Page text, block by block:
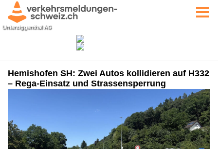
Hemishofen SH: Zwei Autos kollidieren auf H332
– Rega-Einsatz und Strassensperrung